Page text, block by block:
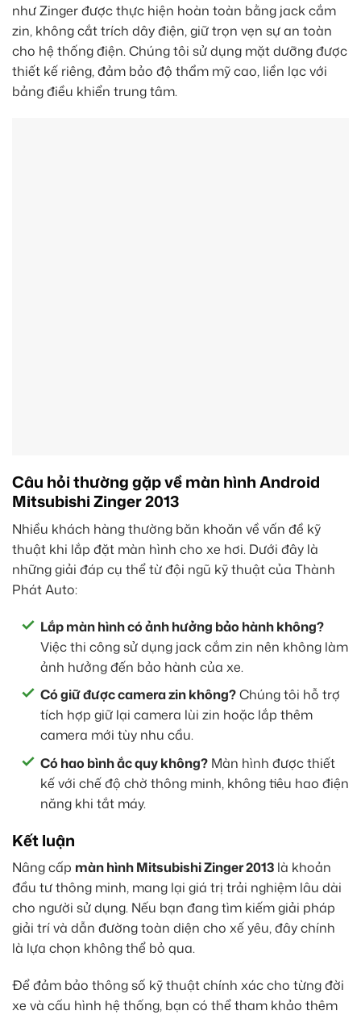
như Zinger được thực hiện hoàn toàn bằng jack cắm
zin, không cắt trích dây điện, giữ trọn vẹn sự an toàn
cho hệ thống điện. Chúng tôi sử dụng mặt dưỡng được
thiết kế riêng, đảm bảo độ thẩm mỹ cao, liền lạc với
bảng điều khiển trung tâm.
Câu hỏi thường gặp về màn hình Android
Mitsubishi Zinger 2013
Nhiều khách hàng thường băn khoăn về vấn đề kỹ
thuật khi lắp đặt màn hình cho xe hơi. Dưới đây là
những giải đáp cụ thể từ đội ngũ kỹ thuật của Thành
Phát Auto:
Lắp màn hình có ảnh hưởng bảo hành không?
Việc thi công sử dụng jack cắm zin nên không làm
ảnh hưởng đến bảo hành của xe.
Có giữ được camera zin không?Chúng tôi hỗ trợ
tích hợp giữ lại camera lùi zin hoặc lắp thêm
camera mới tùy nhu cầu.
Có hao bình ắc quy không? Màn hình được thiết
kế với chế độ chờ thông minh, không tiêu hao điện
năng khi tắt máy.
Kết luận
Nâng cấp màn hình Mitsubishi Zinger 2013 là khoản
đầu tư thông minh, mang lại giá trị trải nghiệm lâu dài
cho người sử dụng. Nếu bạn đang tìm kiếm giải pháp
giải trí và dẫn đường toàn diện cho xế yêu, đây chính
là lựa chọn không thể bỏ qua.
Để đảm bảo thông số kỹ thuật chính xác cho từng đời
xe và cấu hình hệ thống, bạn có thể tham khảo thêm